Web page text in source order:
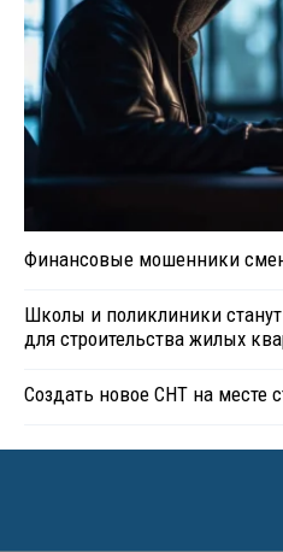
Финансовые мошенники
Школы и поликлиники
для строительства жилых
Создать новое СНТ на месте